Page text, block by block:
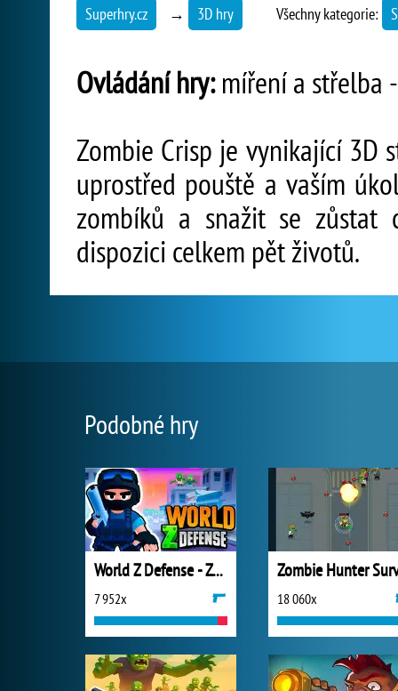
Superhry.cz → 3D hry Všechny kategorie:
Ovládání hry:míření a střelba
Zombie Crisp je vynikající 3D
uprostřed pouště a vaším
zombíků a snažit se
dispozici celkem pět životů.
Podobné hry
World Z Defense - Zombie Defense
7 952x 18 060x